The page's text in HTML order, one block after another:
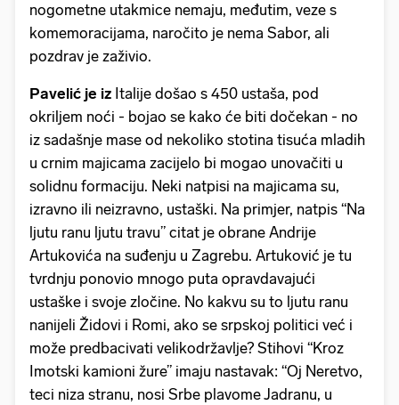
nogometne utakmice nemaju, međutim, veze s
komemoracijama, naročito je nema Sabor, ali
pozdrav je zaživio.
Pavelić je iz Italije došao s 450 ustaša, pod
okriljem noći - bojao se kako će biti dočekan - no
iz sadašnje mase od nekoliko stotina tisuća mladih
u crnim majicama zacijelo bi mogao unovačiti u
solidnu formaciju. Neki natpisi na majicama su,
izravno ili neizravno, ustaški. Na primjer, natpis “Na
ljutu ranu ljutu travu” citat je obrane Andrije
Artukovića na suđenju u Zagrebu. Artuković je tu
tvrdnju ponovio mnogo puta opravdavajući
ustaške i svoje zločine. No kakvu su to ljutu ranu
nanijeli Židovi i Romi, ako se srpskoj politici već i
može predbacivati velikodržavlje? Stihovi “Kroz
Imotski kamioni žure” imaju nastavak: “Oj Neretvo,
teci niza stranu, nosi Srbe plavome Jadranu, u